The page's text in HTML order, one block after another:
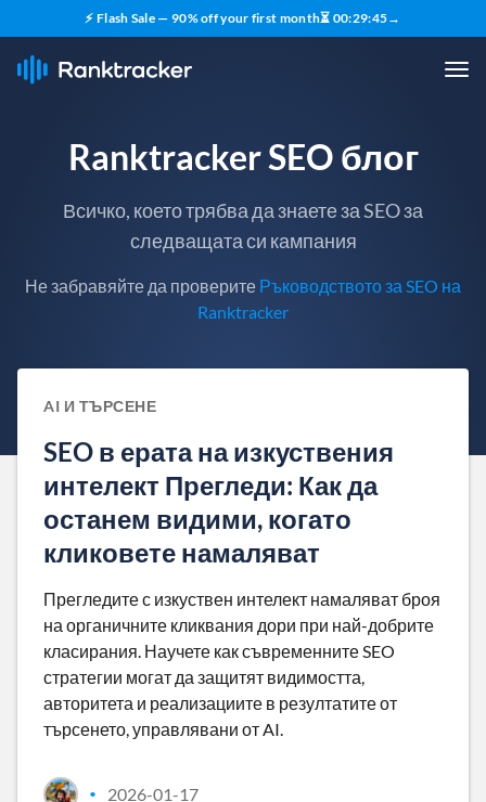
⚡ Flash Sale — 90% off your first month⏳ 00:29:44→
Ranktracker SEO блог
Всичко, което трябва да знаете за SEO за
следващата си кампания
Не забравяйте да проверите Ръководството за SEO на
Ranktracker
AI И ТЪРСЕНЕ
SEO в ерата на изкуствения
интелект Прегледи: Как да
останем видими, когато
кликовете намаляват
Прегледите с изкуствен интелект намаляват броя
на органичните кликвания дори при най-добрите
класирания. Научете как съвременните SEO
стратегии могат да защитят видимостта,
авторитета и реализациите в резултатите от
търсенето, управлявани от AI.
• 2026-01-17